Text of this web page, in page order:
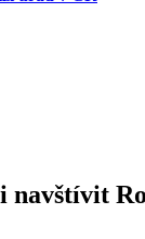
navštívit